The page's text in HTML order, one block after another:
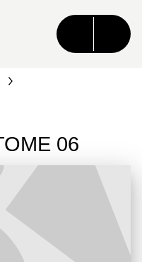
CONTENU
06